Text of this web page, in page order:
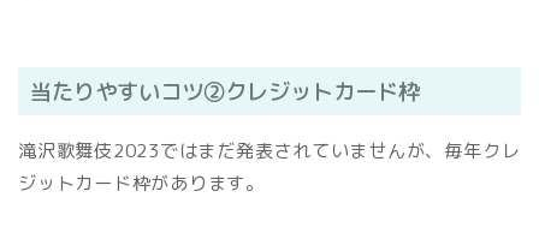
当たりやすいコツ②クレジットカード枠
滝沢歌舞伎2023ではまだ発表されていませんが、毎年クレ
ジットカード枠があります。